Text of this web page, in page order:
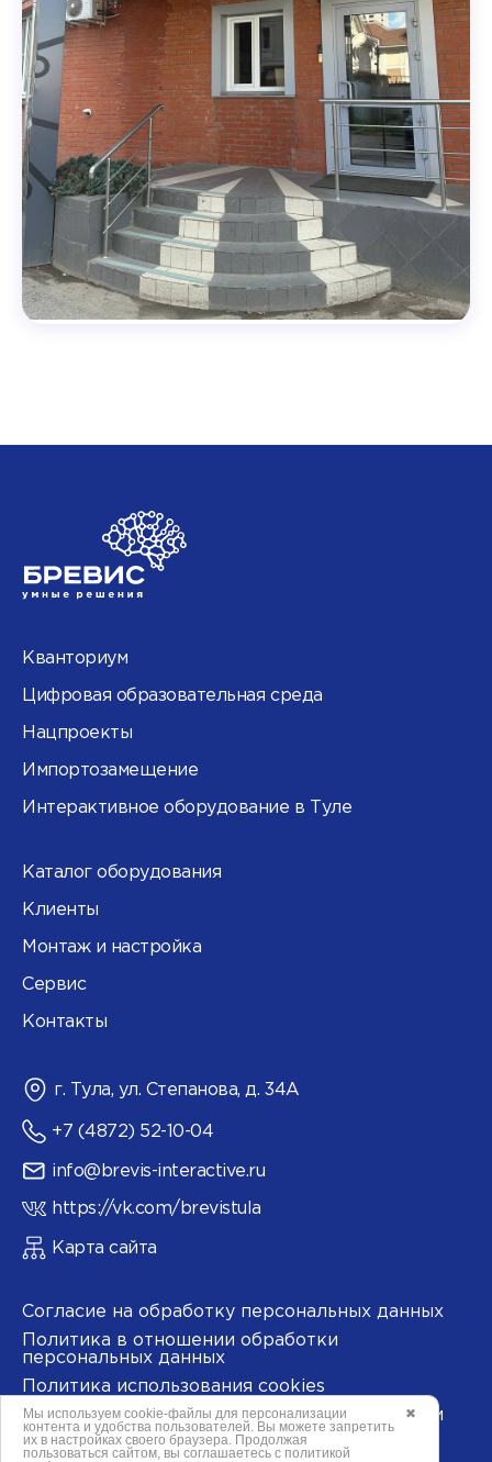
Кванториум
Цифровая образовательная среда
Нацпроекты
Импортозамещение
Интерактивное оборудование в Туле
Каталог оборудования
Клиенты
Монтаж и настройка
Сервис
Контакты
г. Тула, ул. Степанова, д. 34А
+7 (4872) 52-10-04
info@brevis-interactive.ru
https://vk.com/brevistula
Карта сайта
Согласие на обработку персональных данных
Политика в отношении обработки
персональных данных
Политика использования cookies
Согласие на обработку данных метрическими
программами
✖
Мы используем cookie-файлы для персонализации
контента и удобства пользователей. Вы можете запретить
их в настройках своего браузера. Продолжая
пользоваться сайтом, вы соглашаетесь с политикой